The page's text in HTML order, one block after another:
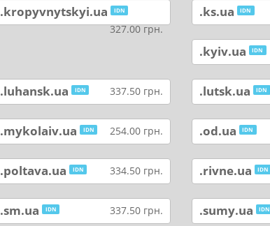
.kropyvnytskyi.ua IDN
327.00 грн.
.ks.ua IDN
.kyiv.ua IDN
.luhansk.ua IDN 337.50 грн. .lutsk.ua IDN
.mykolaiv.ua IDN 254.00 грн. .od.ua IDN
.poltava.ua IDN 334.50 грн. .rivne.ua IDN
.sm.ua IDN 337.50 грн. .sumy.ua IDN